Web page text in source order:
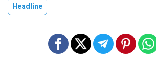
Headline